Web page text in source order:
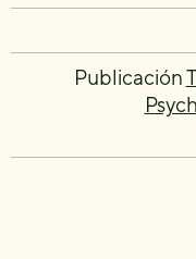
Publicación